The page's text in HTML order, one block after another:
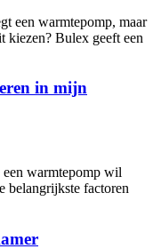
een warmtepomp, maar
kiezen? Bulex geeft een
in mijn
een warmtepomp wil
belangrijkste factoren